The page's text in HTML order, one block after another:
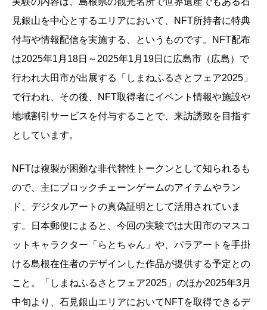
見銀山を中心とするエリアにおいて、NFT所持者に特典
付与や情報配信を実施する、というものです。NFT配布
は2025年1月18日～2025年1月19日に広島市（広島）で
行われ大田市が出展する「しまねふるさとフェア2025」
で行われ、その後、NFT取得者にイベント情報や施設や
地域割引サービスを付与することで、来訪誘致を目指す
としています。
NFTは複製が困難な非代替性トークンとして知られるも
ので、主にブロックチェーンゲームのアイテムやラン
ド、デジタルアートの真偽証明として活用されていま
す。日本郵便によると、今回の実験では大田市のマスコ
ットキャラクター「らとちゃん」や、パラアートを手掛
ける島根在住者のデザインした作品が提供する予定との
こと。「しまねふるさとフェア2025」のほか2025年3月
中旬より、石見銀山エリアにおいてNFTを取得できるデ